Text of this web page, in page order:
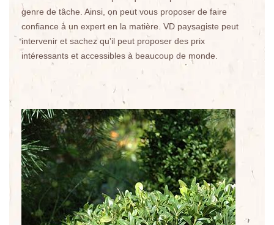
genre de tâche. Ainsi, on peut vous proposer de faire
confiance à un expert en la matière. VD paysagiste peut
intervenir et sachez qu'il peut proposer des prix
intéressants et accessibles à beaucoup de monde.